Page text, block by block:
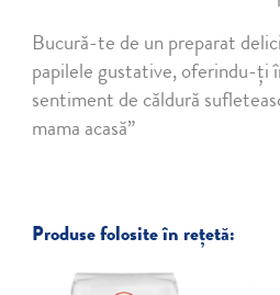
Bucură-te de un preparat
papilele gustative, oferindu-ți
sentiment de căldură
mama acasă”
Produse folosite în reţetă: